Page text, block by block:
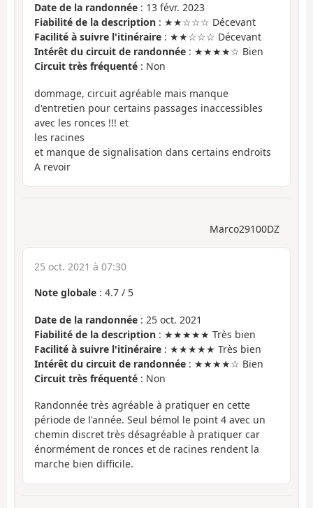
Date de la randonnée : 13 févr. 2023
Fiabilité de la description : ★★☆☆☆ Décevant
Facilité à suivre l'itinéraire : ★★☆☆☆ Décevant
Intérêt du circuit de randonnée : ★★★★☆ Bien
Circuit très fréquenté : Non
dommage, circuit agréable mais manque
d'entretien pour certains passages inaccessibles
avec les ronces !!! et
les racines
et manque de signalisation dans certains endroits
A revoir
Marco29100DZ
25 oct. 2021 à 07:30
Note globale : 4.7 / 5
Date de la randonnée : 25 oct. 2021
Fiabilité de la description : ★★★★★ Très bien
Facilité à suivre l'itinéraire : ★★★★★ Très bien
Intérêt du circuit de randonnée : ★★★★☆ Bien
Circuit très fréquenté : Non
Randonnée très agréable à pratiquer en cette
période de l'année. Seul bémol le point 4 avec un
chemin discret très désagréable à pratiquer car
énormément de ronces et de racines rendent la
marche bien difficile.